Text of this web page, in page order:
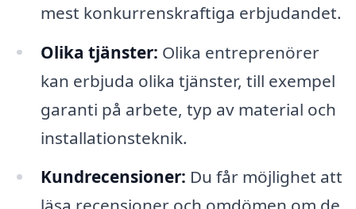
mest konkurrenskraftiga erbjudandet.
Olika tjänster: Olika entreprenörer
kan erbjuda olika tjänster, till exempel
garanti på arbete, typ av material och
installationsteknik.
Kundrecensioner: Du får möjlighet att